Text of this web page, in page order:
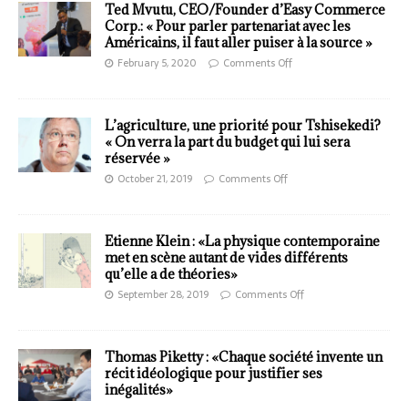
Ted Mvutu, CEO/Founder d’Easy Commerce
Corp.: « Pour parler partenariat avec les
Américains, il faut aller puiser à la source »
February 5, 2020 Comments Off
L’agriculture, une priorité pour Tshisekedi?
« On verra la part du budget qui lui sera
réservée »
October 21, 2019 Comments Off
Etienne Klein : «La physique contemporaine
met en scène autant de vides différents
qu’elle a de théories»
September 28, 2019 Comments Off
Thomas Piketty : «Chaque société invente un
récit idéologique pour justifier ses
inégalités»